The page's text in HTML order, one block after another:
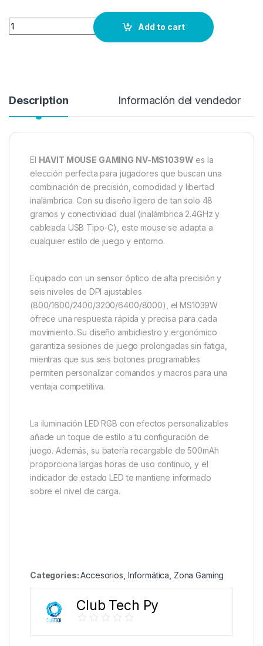
Quantity
Add to cart
Description Información del vendedor
El HAVIT MOUSE GAMING NV-MS1039W es la
elección perfecta para jugadores que buscan una
combinación de precisión, comodidad y libertad
inalámbrica. Con su diseño ligero de tan solo 48
gramos y conectividad dual (inalámbrica 2.4GHz y
cableada USB Tipo-C), este mouse se adapta a
cualquier estilo de juego y entorno.
Equipado con un sensor óptico de alta precisión y
seis niveles de DPI ajustables
(800/1600/2400/3200/6400/8000), el MS1039W
ofrece una respuesta rápida y precisa para cada
movimiento. Su diseño ambidiestro y ergonómico
garantiza sesiones de juego prolongadas sin fatiga,
mientras que sus seis botones programables
permiten personalizar comandos y macros para una
ventaja competitiva.
La iluminación LED RGB con efectos personalizables
añade un toque de estilo a tu configuración de
juego. Además, su batería recargable de 500mAh
proporciona largas horas de uso continuo, y el
indicador de estado LED te mantiene informado
sobre el nivel de carga.
Categories:Accesorios Informática Zona Gaming
Club Tech Py